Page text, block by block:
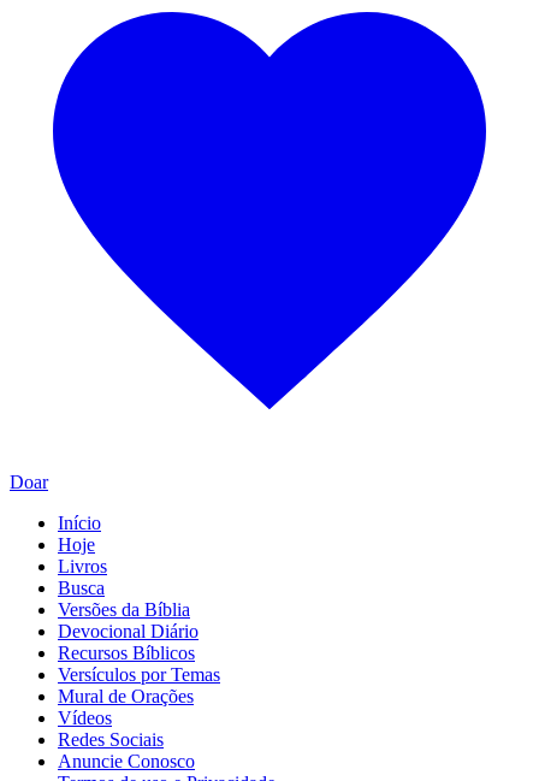
Doar
Início
Hoje
Livros
Busca
Versões da Bíblia
Devocional Diário
Recursos Bíblicos
Versículos por Temas
Mural de Orações
Vídeos
Redes Sociais
Anuncie Conosco